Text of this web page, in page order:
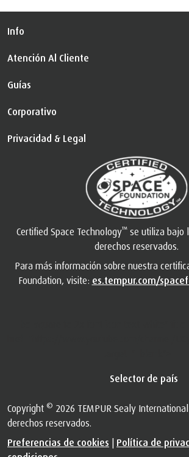
Info
Atención Al Cliente
Guías
Corporativo
Privacidad & Legal
Certified Space Technology™se utiliza bajo
derechos reservados.
Para más información sobre nuestra
Foundation, visite: es.tempur.com/
Selector de país
Copyright © 2026 TEMPUR Sealy
derechos reservados.
Preferencias de cookies | Política de